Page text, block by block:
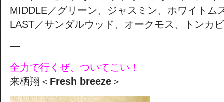
MIDDLE／グリーン、ジャスミン、ホワイトム
LAST／サンダルウッド、オークモス、トンカ
—
全力で行くぜ、ついてこい！
来栖翔＜ Fresh breeze ＞